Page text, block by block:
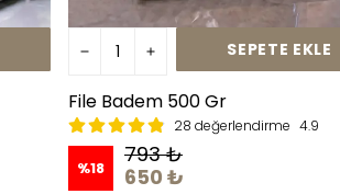
SEPETE EKLE
File Badem 500 Gr
28 değerlendirme 4.9
%18
793 ₺
650 ₺